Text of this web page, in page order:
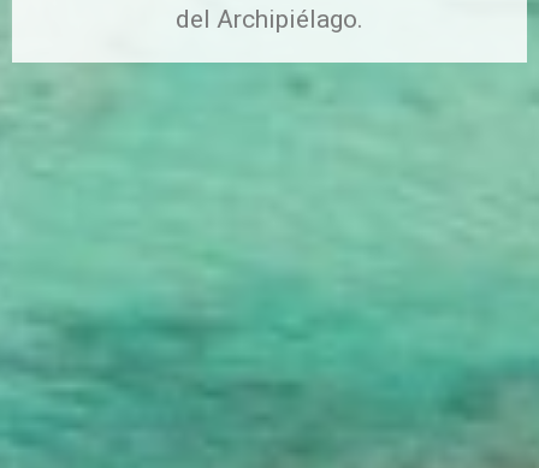
del Archipiélago.